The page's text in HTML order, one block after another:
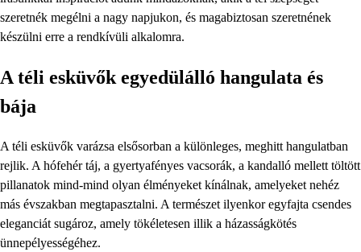
szeretnék megélni a nagy napjukon, és magabiztosan szeretnének
készülni erre a rendkívüli alkalomra.
A téli esküvők egyedülálló hangulata és
bája
A téli esküvők varázsa elsősorban a különleges, meghitt hangulatban
rejlik. A hófehér táj, a gyertyafényes vacsorák, a kandalló mellett töltött
pillanatok mind-mind olyan élményeket kínálnak, amelyeket nehéz
más évszakban megtapasztalni. A természet ilyenkor egyfajta csendes
eleganciát sugároz, amely tökéletesen illik a házasságkötés
ünnepélyességéhez.